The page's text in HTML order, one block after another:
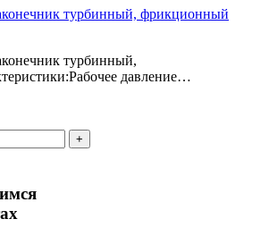
турбинный, фрикционный
турбинный,
давление…
+